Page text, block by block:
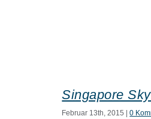
Singapore
Februar 13th, 2015 0